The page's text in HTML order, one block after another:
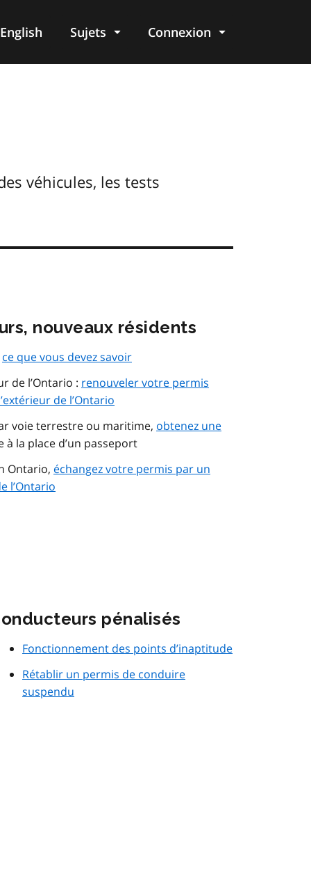
English Sujets Connexion
véhicules, les tests
nouveaux résidents
ce que vous devez savoir
de l’Ontario : renouveler votre permis
de l’Ontario
voie terrestre ou maritime, obtenez une
la place d’un passeport
Ontario, échangez votre permis par un
l’Ontario
pénalisés
Fonctionnement des points d’inaptitude
Rétablir un permis de conduire
suspendu